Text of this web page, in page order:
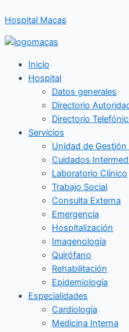
al
contenido
Hospital Macas
Inicio
Hospital
Datos generales
Directorio
Directorio
Servicios
Unidad de Gestión
Cuidados
Laboratorio Clínico
Trabajo Social
Consulta Externa
Emergencia
Hospitalización
Imagenología
Quirófano
Rehabilitación
Epidemiología
Especialidades
Cardiología
Medicina Interna